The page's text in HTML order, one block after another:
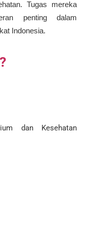
Tugas mereka
penting dalam
Indonesia.
dan Kesehatan